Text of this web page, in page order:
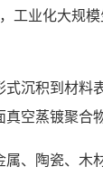
业化大规
沉积到材
空蒸镀聚合
、陶瓷、